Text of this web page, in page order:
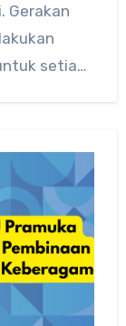
Gerakan
setiap